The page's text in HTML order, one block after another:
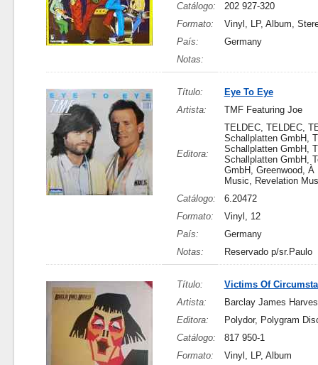
Catálogo:
202 927-320
Formato:
Vinyl, LP, Album,
País:
Germany
Notas:
Título:
Eye To Eye
Artista:
TMF Featuring Joe
Editora:
TELDEC, TELDEC,
Schallplatten GmbH,
Schallplatten GmbH,
Schallplatten GmbH,
GmbH, Greenwood, À
Music, Revelation
Catálogo:
6.20472
Formato:
Vinyl, 12
País:
Germany
Notas:
Reservado p/sr.Paulo
Título:
Victims Of
Artista:
Barclay James
Editora:
Polydor, Polygram
Catálogo:
817 950-1
Formato:
Vinyl, LP, Album